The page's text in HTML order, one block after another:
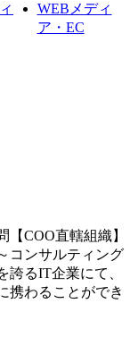
WEBメディ
ア・EC
COO直轄組織】
コンサルティング
誇るIT企業にて、
携わることができ